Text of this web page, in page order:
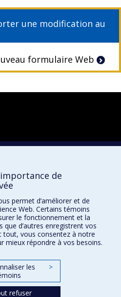
une modification au
formulaire Web
général
de
permet d’améliorer et de
Web. Certains témoins
le fonctionnement et la
que d’autres enregistrent vos
tout, vous consentez à notre
mieux répondre à vos besoins.
les
>
refuser